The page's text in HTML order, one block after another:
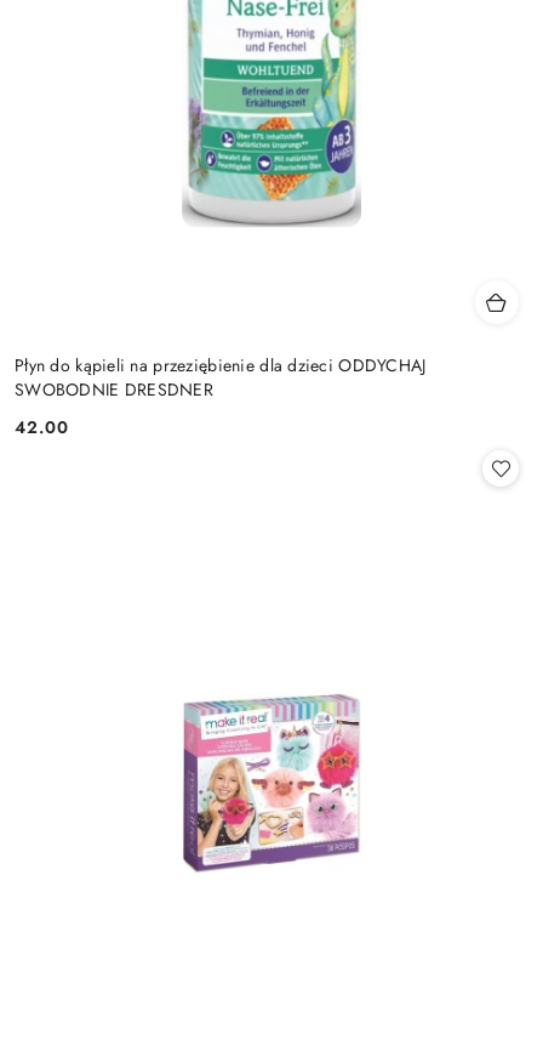
Płyn do kąpieli na przeziębienie dla dzieci ODDYCHAJ
SWOBODNIE DRESDNER
Cena:
42.00